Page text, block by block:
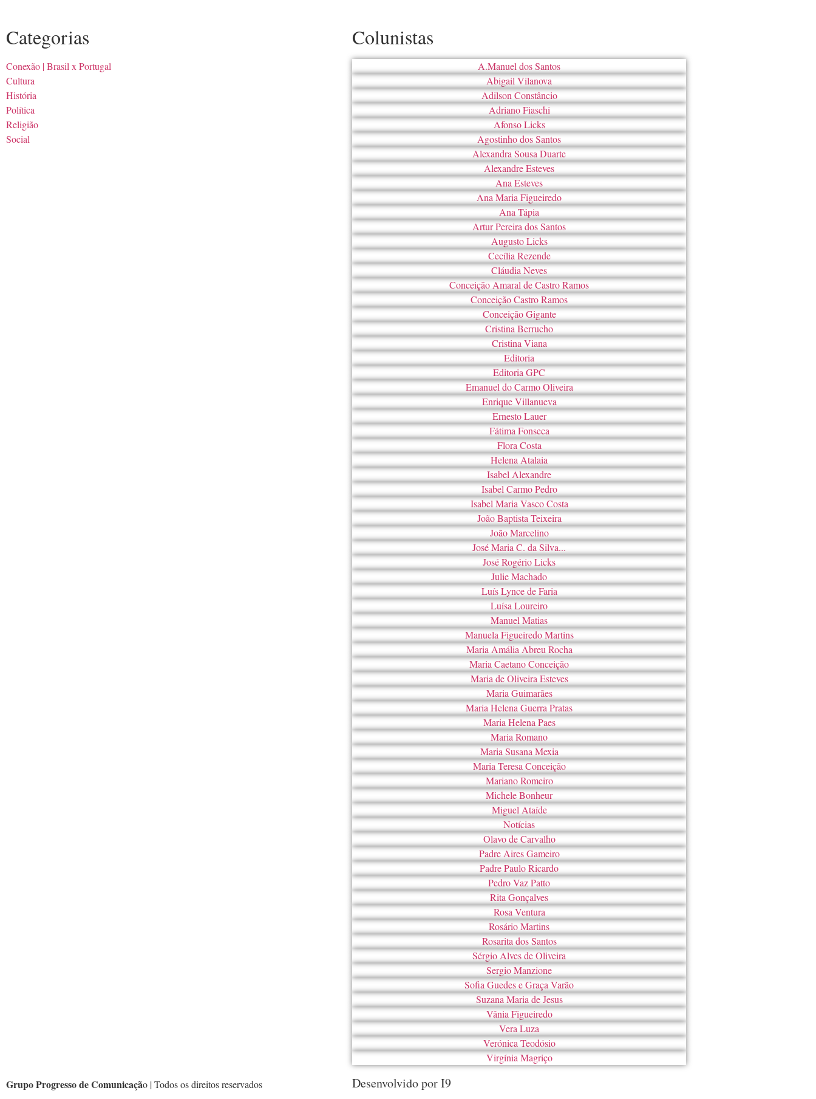
Categorias
Conexão | Brasil x Portugal
Cultura
História
Política
Religião
Social
Colunistas
A.Manuel dos Santos
Abigail Vilanova
Adilson Constâncio
Adriano Fiaschi
Afonso Licks
Agostinho dos Santos
Alexandra Sousa Duarte
Alexandre Esteves
Ana Esteves
Ana Maria Figueiredo
Ana Tápia
Artur Pereira dos Santos
Augusto Licks
Cecília Rezende
Cláudia Neves
Conceição Amaral de Castro Ramos
Conceição Castro Ramos
Conceição Gigante
Cristina Berrucho
Cristina Viana
Editoria
Editoria GPC
Emanuel do Carmo Oliveira
Enrique Villanueva
Ernesto Lauer
Fátima Fonseca
Flora Costa
Helena Atalaia
Isabel Alexandre
Isabel Carmo Pedro
Isabel Maria Vasco Costa
João Baptista Teixeira
João Marcelino
José Maria C. da Silva...
José Rogério Licks
Julie Machado
Luís Lynce de Faria
Luísa Loureiro
Manuel Matias
Manuela Figueiredo Martins
Maria Amália Abreu Rocha
Maria Caetano Conceição
Maria de Oliveira Esteves
Maria Guimarães
Maria Helena Guerra Pratas
Maria Helena Paes
Maria Romano
Maria Susana Mexia
Maria Teresa Conceição
Mariano Romeiro
Michele Bonheur
Miguel Ataíde
Notícias
Olavo de Carvalho
Padre Aires Gameiro
Padre Paulo Ricardo
Pedro Vaz Patto
Rita Gonçalves
Rosa Ventura
Rosário Martins
Rosarita dos Santos
Sérgio Alves de Oliveira
Sergio Manzione
Sofia Guedes e Graça Varão
Suzana Maria de Jesus
Vânia Figueiredo
Vera Luza
Verónica Teodósio
Virgínia Magriço
Grupo Progresso de Comunicação | Todos os direitos reservados Desenvolvido por I9